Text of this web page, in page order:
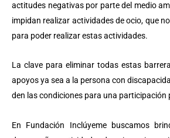
actitudes negativas por parte del medio
impidan realizar actividades de ocio, que
para poder realizar estas actividades.
La clave para eliminar todas estas
apoyos ya sea a la persona con
den las condiciones para una participación
En Fundación Inclúyeme buscamos